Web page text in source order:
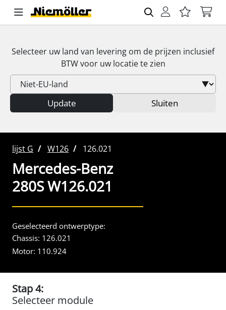
Selecteer uw land van levering om de prijzen inclusief
BTWvoor uw locatie te zien
Update Sluiten
lijst G W126 126.021
Mercedes-Benz
280S W126.021
Geselecteerd ontwerptype:
Chassis: 126.021
Motor: 110.924
Stap 4:
Selecteer module